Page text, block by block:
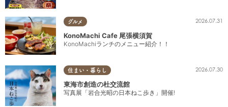
グルメ 2026.07.31
KonoMachi Cafe 尾張横須賀
KonoMachiランチのメニュー紹介！！
住まい・暮らし 2026.07.30
東海市創造の杜交流館
写真展「岩合光昭の日本ねこ歩き」開催!